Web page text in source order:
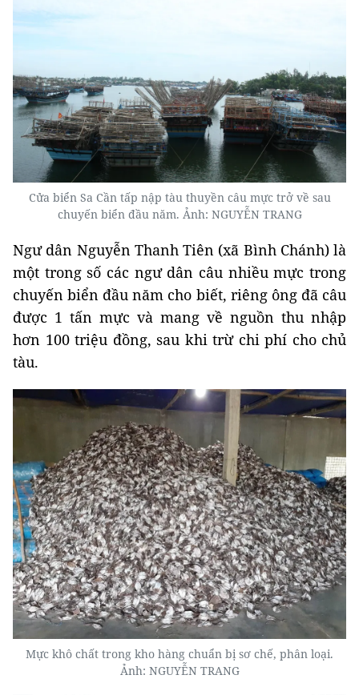
Cửa biển Sa Cần tấp nập tàu thuyền câu mực trở về sau
chuyến biển đầu năm. Ảnh: NGUYỄN TRANG
Ngư dân Nguyễn Thanh Tiên (xã Bình Chánh) là
một trong số các ngư dân câu nhiều mực trong
chuyến biển đầu năm cho biết, riêng ông đã câu
được 1 tấn mực và mang về nguồn thu nhập
hơn 100 triệu đồng, sau khi trừ chi phí cho chủ
tàu.
Mực khô chất trong kho hàng chuẩn bị sơ chế, phân loại.
Ảnh: NGUYỄN TRANG